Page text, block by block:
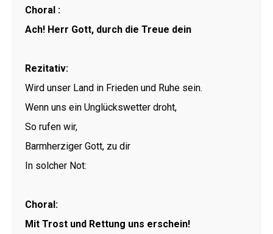
Choral :
Ach! Herr Gott, durch die Treue dein
Rezitativ:
Wird unser Land in Frieden und Ruhe sein.
Wenn uns ein Unglückswetter droht,
So rufen wir,
Barmherziger Gott, zu dir
In solcher Not:
Choral:
Mit Trost und Rettung uns erschein!